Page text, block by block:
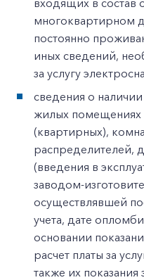
входящих в состав
многоквартирном
постоянно
иных сведений,
за услугу
сведения о
жилых
(квартирных),
распределителей,
(введения в
заводом-
осуществлявшей
учета, дате
основании
расчет платы за
также их